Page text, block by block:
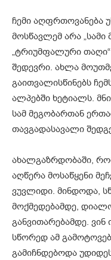
ჩემი აღფრთოვანება
მოსწავლემ არა „სამი
„ტრიუმფალური თაღი“
შედევრი. ახლა
გაითვალისწინებს
ალპებში ხეტიალს.
სამ მეგობართან
თავგადასავალი
ახალგაზრდობაში,
აღწერა მოსაწყენი
ვუვლიდი. მინდოდა,
მოქმედებამდე,
განვითარებამდე.
სწორედ ამ
გამიჩნდებოდა